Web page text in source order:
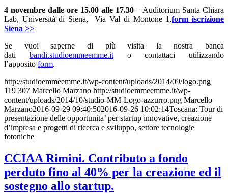
4 novembre dalle ore 15.00 alle 17.30 – Auditorium Santa Chiara
Lab, Università di Siena, Via Val di Montone 1,form iscrizione
Siena >>
Se vuoi saperne di più visita la nostra banca
dati bandi.studioemmeemme.ito contattaci utilizzando
l’apposito form.
http://studioemmeemme.it/wp-content/uploads/2014/09/logo.png
119 307 Marcello Marzano http://studioemmeemme.it/wp-
content/uploads/2014/10/studio-MM-Logo-azzurro.png Marcello
Marzano2016-09-29 09:40:502016-09-26 10:02:14Toscana: Tour di
presentazione delle opportunita’ per startup innovative, creazione
d’impresa e progetti di ricerca e sviluppo, settore tecnologie
fotoniche
CCIAA Rimini. Contributo a fondo
perduto fino al 40% per la creazione ed il
sostegno allo startup.